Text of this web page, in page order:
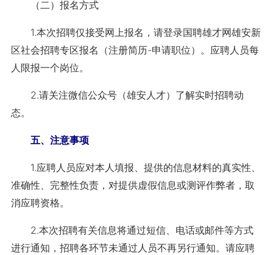
（二）报名方式
1.本次招聘仅接受网上报名，请登录国聘雄才网雄安新
区社会招聘专区报名（注册简历-申请职位）。应聘人员每
人限报一个岗位。
2.请关注微信公众号（雄安人才）了解实时招聘动
态。
五、注意事项
1.应聘人员应对本人填报、提供的信息材料的真实性、
准确性、完整性负责，对提供虚假信息或测评作弊者，取
消应聘资格。
2.本次招聘有关信息将通过短信、电话或邮件等方式
进行通知，招聘各环节未通过人员不再另行通知。请应聘